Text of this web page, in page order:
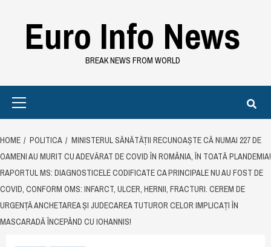
contentEuro Info News
BREAK NEWS FROM WORLD
HOME POLITICA
MINISTERUL SĂNĂTĂȚII RECUNOAȘTE CĂ NUMAI 227 DE
OAMENI AU MURIT CU ADEVĂRAT DE COVID ÎN ROMÂNIA, ÎN TOATĂ PLANDEMIA!
RAPORTUL MS: DIAGNOSTICELE CODIFICATE CA PRINCIPALE NU AU FOST DE
COVID, CONFORM OMS: INFARCT, ULCER, HERNII, FRACTURI. CEREM DE
URGENȚĂ ANCHETAREA ȘI JUDECAREA TUTUROR CELOR IMPLICAȚI ÎN
MASCARADĂ ÎNCEPÂND CU IOHANNIS!